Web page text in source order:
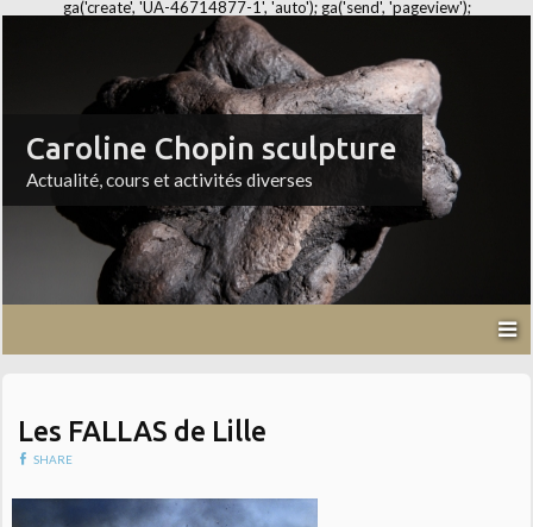
ga('create', 'UA-46714877-1', 'auto'); ga('send', 'pageview');
Caroline Chopin sculpture
Actualité, cours et activités diverses
Les FALLAS de Lille
SHARE